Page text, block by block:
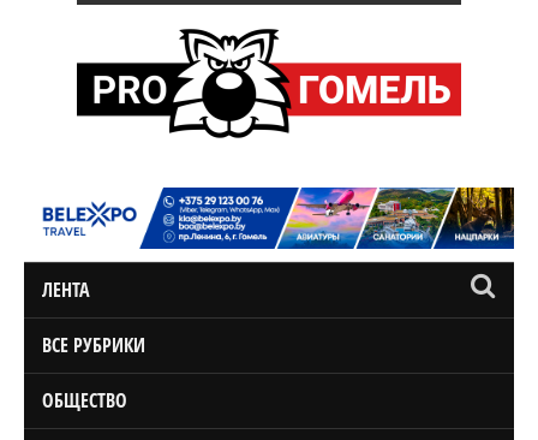
ЛЕНТА
ВСЕ РУБРИКИ
ОБЩЕСТВО